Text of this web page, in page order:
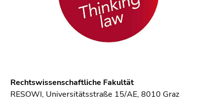
Rechtswissenschaftliche Fakultät
RESOWI, Universitätsstraße 15/AE, 8010 Graz